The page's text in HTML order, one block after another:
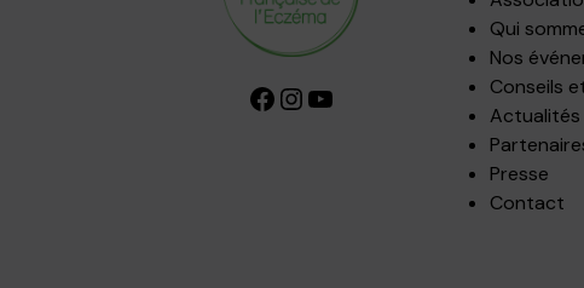
Facebook Instagram YouTube
Qui
Nos
Conseils
Actualités
Presse
Contact